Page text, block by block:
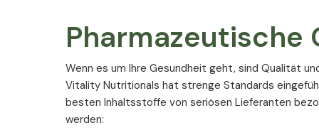
Pharmazeutische
Wenn es um Ihre Gesundheit geht, sind Qualität
Vitality Nutritionals hat strenge Standards
besten Inhaltsstoffe von seriösen Lieferanten
werden: